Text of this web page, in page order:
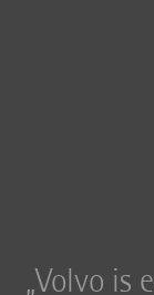
Volvo is